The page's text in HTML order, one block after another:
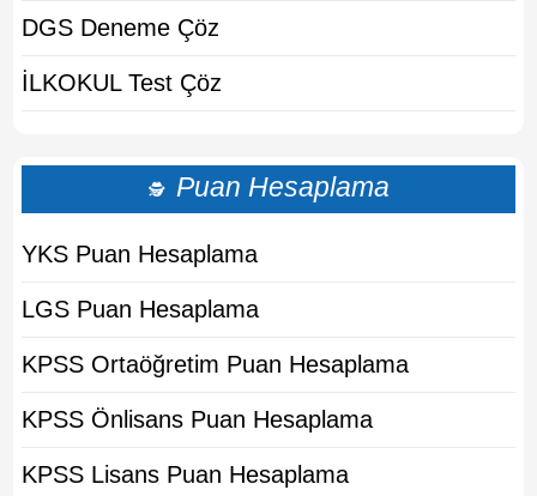
DGS Deneme Çöz
İLKOKUL Test Çöz
🕵 Puan Hesaplama
YKS Puan Hesaplama
LGS Puan Hesaplama
KPSS Ortaöğretim Puan Hesaplama
KPSS Önlisans Puan Hesaplama
KPSS Lisans Puan Hesaplama